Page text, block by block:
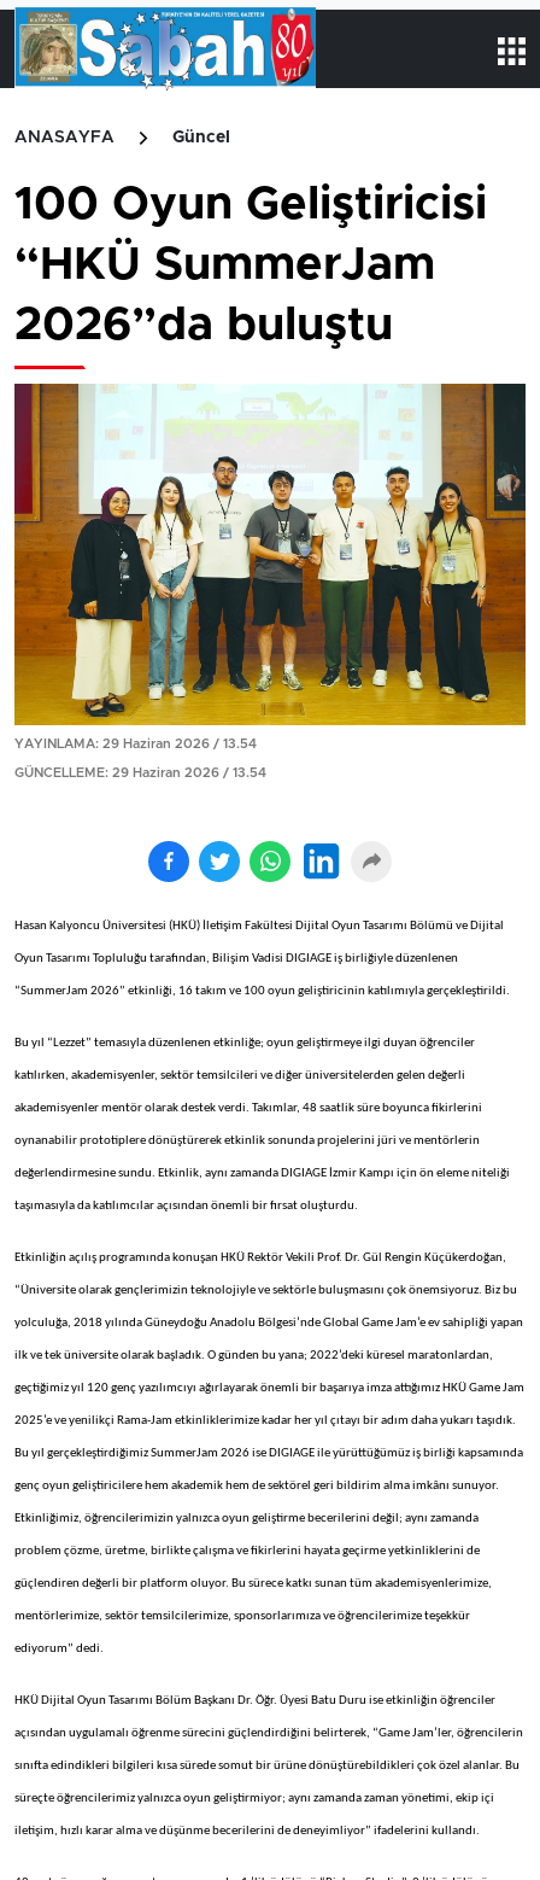
ANASAYFA Güncel
100 Oyun Geliştiricisi
“HKÜ SummerJam
2026”da buluştu
YAYINLAMA: 29 Haziran 2026 / 13.54
GÜNCELLEME: 29 Haziran 2026 / 13.54
Hasan Kalyoncu Üniversitesi (HKÜ) İletişim Fakültesi Dijital Oyun Tasarımı Bölümü ve Dijital
Oyun Tasarımı Topluluğu tarafından, Bilişim Vadisi DIGIAGE iş birliğiyle düzenlenen
“SummerJam 2026” etkinliği, 16 takım ve 100 oyun geliştiricinin katılımıyla gerçekleştirildi.
Bu yıl “Lezzet” temasıyla düzenlenen etkinliğe; oyun geliştirmeye ilgi duyan öğrenciler
katılırken, akademisyenler, sektör temsilcileri ve diğer üniversitelerden gelen değerli
akademisyenler mentör olarak destek verdi. Takımlar, 48 saatlik süre boyunca fikirlerini
oynanabilir prototiplere dönüştürerek etkinlik sonunda projelerini jüri ve mentörlerin
değerlendirmesine sundu. Etkinlik, aynı zamanda DIGIAGE İzmir Kampı için ön eleme niteliği
taşımasıyla da katılımcılar açısından önemli bir fırsat oluşturdu.
Etkinliğin açılış programında konuşan HKÜ Rektör Vekili Prof. Dr. Gül Rengin Küçükerdoğan,
“Üniversite olarak gençlerimizin teknolojiyle ve sektörle buluşmasını çok önemsiyoruz. Biz bu
yolculuğa, 2018 yılında Güneydoğu Anadolu Bölgesi’nde Global Game Jam’e ev sahipliği yapan
ilk ve tek üniversite olarak başladık. O günden bu yana; 2022’deki küresel maratonlardan,
geçtiğimiz yıl 120 genç yazılımcıyı ağırlayarak önemli bir başarıya imza attığımız HKÜ Game Jam
2025’e ve yenilikçi Rama-Jam etkinliklerimize kadar her yıl çıtayı bir adım daha yukarı taşıdık.
Bu yıl gerçekleştirdiğimiz SummerJam 2026 ise DIGIAGE ile yürüttüğümüz iş birliği kapsamında
genç oyun geliştiricilere hem akademik hem de sektörel geri bildirim alma imkânı sunuyor.
Etkinliğimiz, öğrencilerimizin yalnızca oyun geliştirme becerilerini değil; aynı zamanda
problem çözme, üretme, birlikte çalışma ve fikirlerini hayata geçirme yetkinliklerini de
güçlendiren değerli bir platform oluyor. Bu sürece katkı sunan tüm akademisyenlerimize,
mentörlerimize, sektör temsilcilerimize, sponsorlarımıza ve öğrencilerimize teşekkür
ediyorum” dedi.
HKÜ Dijital Oyun Tasarımı Bölüm Başkanı Dr. Öğr. Üyesi Batu Duru ise etkinliğin öğrenciler
açısından uygulamalı öğrenme sürecini güçlendirdiğini belirterek, “Game Jam’ler, öğrencilerin
sınıfta edindikleri bilgileri kısa sürede somut bir ürüne dönüştürebildikleri çok özel alanlar. Bu
süreçte öğrencilerimiz yalnızca oyun geliştirmiyor; aynı zamanda zaman yönetimi, ekip içi
iletişim, hızlı karar alma ve düşünme becerilerini de deneyimliyor” ifadelerini kullandı.